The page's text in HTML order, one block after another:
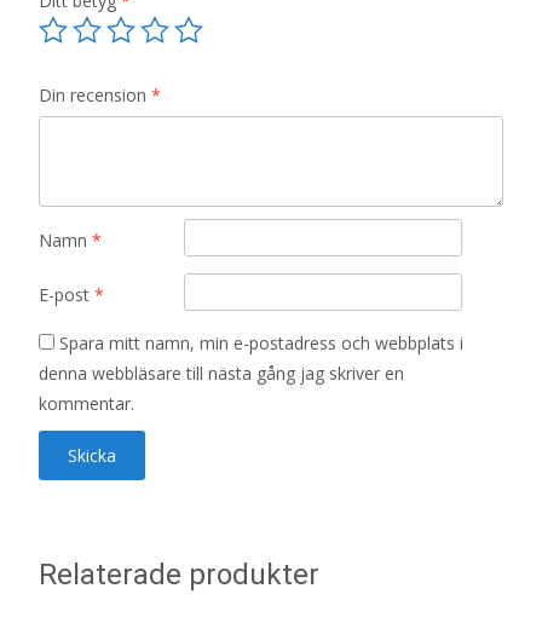
Din recension *
Namn *
E-post *
Spara mitt namn, min e-postadress och webbplats i
denna webbläsare till nästa gång jag skriver en
kommentar.
Relaterade produkter